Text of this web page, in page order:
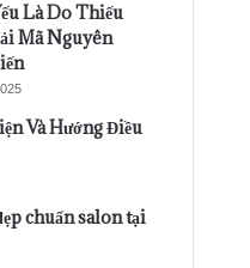
Là Do Thiếu
Mã Nguyên
Và Hướng Điều
chuẩn salon tại